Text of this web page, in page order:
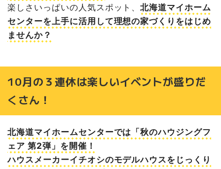
楽しさいっぱいの人気スポット、北海道マイホーム
センターを上手に活用して理想の家づくりをはじめ
ませんか？
10月の３連休は楽しいイベントが盛りだ
くさん！
北海道マイホームセンターでは「秋のハウジングフ
ェア 第2弾」を開催！
ハウスメーカーイチオシのモデルハウスをじっくり